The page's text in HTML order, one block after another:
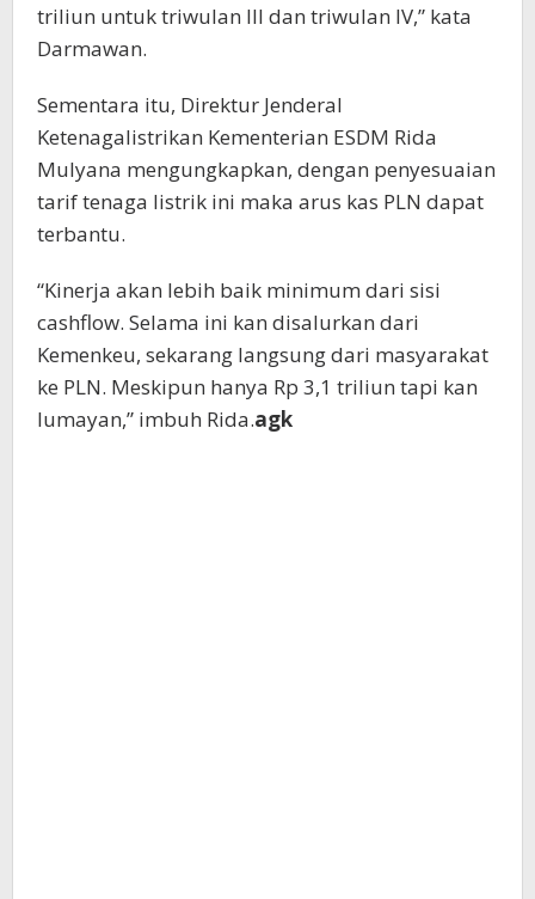
triliun untuk triwulan III dan triwulan IV,” kata
Darmawan.
Sementara itu, Direktur Jenderal
Ketenagalistrikan Kementerian ESDM Rida
Mulyana mengungkapkan, dengan penyesuaian
tarif tenaga listrik ini maka arus kas PLN dapat
terbantu.
“Kinerja akan lebih baik minimum dari sisi
cashflow. Selama ini kan disalurkan dari
Kemenkeu, sekarang langsung dari masyarakat
ke PLN. Meskipun hanya Rp 3,1 triliun tapi kan
lumayan,” imbuh Rida.agk